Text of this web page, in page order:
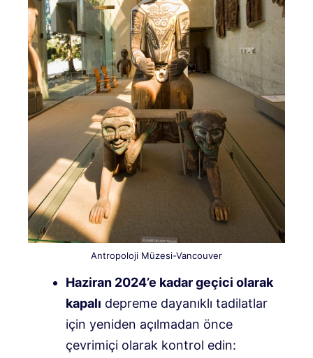
Antropoloji Müzesi-Vancouver
Haziran 2024’e kadar geçici olarak
kapalı depreme dayanıklı tadilatlar
için yeniden açılmadan önce
çevrimiçi olarak kontrol edin: